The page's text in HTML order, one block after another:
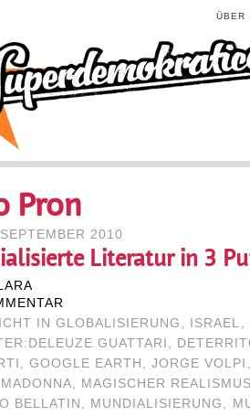
ÜBER
Pron
2010
Literatur in 3
IN GLOBALISIERUNG , ISRAEL ,
DELEUZE GUATTARI ,
, GOOGLE EARTH ,JORGE VOLPI
MADONNA, MAGISCHER
BELLATIN , MUNDIALISIERUNG ,